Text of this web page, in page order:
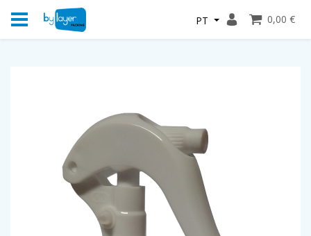
PT 0,00 €